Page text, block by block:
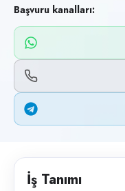
Son geçerlilik
8 Ekim 2026
Başvuru kanalları
WhatsApp, Telegram,
İlan açıklaması
Antalya Altınova ’daki
Başvuru kanalları:
İş Tanımı